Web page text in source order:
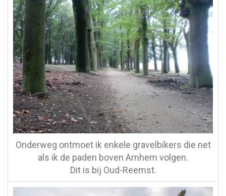
Onderweg ontmoet ik enkele gravelbikers die net
als ik de paden boven Arnhem volgen.
Dit is bij Oud-Reemst.